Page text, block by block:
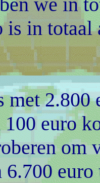
is in
met
euro
om
6.700